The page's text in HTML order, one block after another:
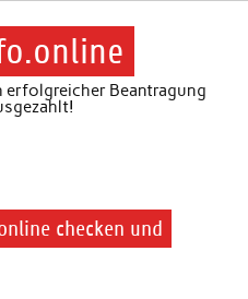
erfolgreicher Beantragung
checken und